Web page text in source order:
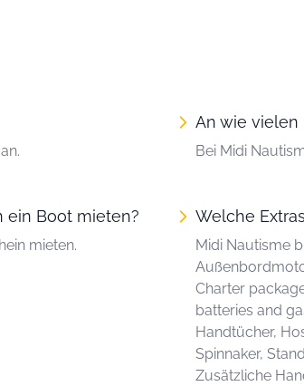
An wie vielen
Bei Midi
ein Boot mieten?
mieten.
Welche
Midi Nautisme
Charter
batteries and
Handtücher,
Spinnaker,
Zusätzliche